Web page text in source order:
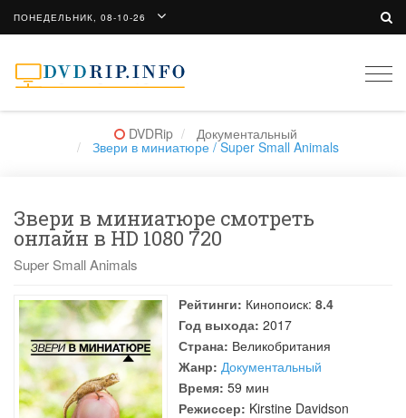
ПОНЕДЕЛЬНИК, 08-10-26
DVDRip Документальный
Звери в миниатюре / Super Small Animals
Звери в миниатюре смотреть
онлайн в HD 1080 720
Super Small Animals
Рейтинги: Кинопоиск: 8.4
Год выхода: 2017
Страна: Великобритания
Жанр: Документальный
Время: 59 мин
Режиссер: Kirstine Davidson